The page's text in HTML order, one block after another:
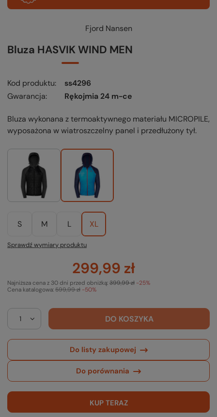
Fjord Nansen
Bluza HASVIK WIND MEN
Kod produktu
ss4296
Gwarancja
Rękojmia 24 m-ce
Bluza wykonana z termoaktywnego materiału MICROPILE,
wyposażona w wiatroszczelny panel i przedłużony tył.
S M L XL
Sprawdź wymiary produktu
299,99 zł
Cena katalogowa:599,99 zł -50%
Najniższa cena z 30 dni przed obniżką:399,99 zł -25%
DO KOSZYKA
Do listy zakupowej
Do porównania
KUP TERAZ